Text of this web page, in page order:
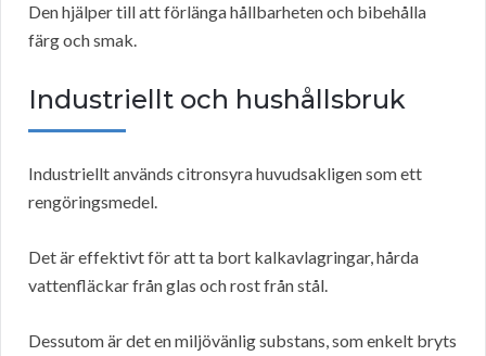
Den hjälper till att förlänga hållbarheten och bibehålla
färg och smak.
Industriellt och hushållsbruk
Industriellt används citronsyra huvudsakligen som ett
rengöringsmedel.
Det är effektivt för att ta bort kalkavlagringar, hårda
vattenfläckar från glas och rost från stål.
Dessutom är det en miljövänlig substans, som enkelt bryts